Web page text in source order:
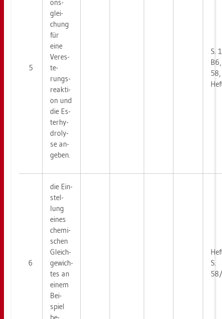
5
ons­
glei­
chung
für
eine
Ve­r­es­
te­
rungs­
re­ak­ti­
on und
die Es­
ter­hy­
dro­ly­
se an­
ge­ben.
S.
58,
6
die Ein­
stel­
lung
eines
che­mi­
schen
Gleich­
ge­wich­
tes an
einem
Bei­
spiel
S.